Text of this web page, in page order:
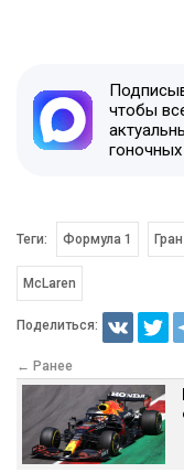
чтобы
Теги: Формула 1
McLaren
Поделиться:
← Ранее